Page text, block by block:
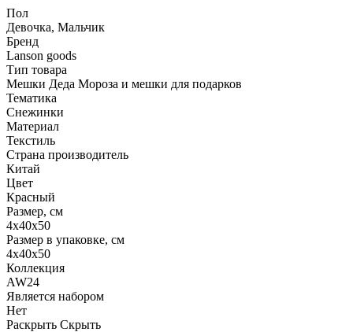
Пол
Девочка, Мальчик
Бренд
Lanson goods
Тип товара
Мешки Деда Мороза и мешки для подарков
Тематика
Снежинки
Материал
Текстиль
Страна производитель
Китай
Цвет
Красный
Размер, см
4х40х50
Размер в упаковке, см
4х40х50
Коллекция
AW24
Является набором
Нет
Раскрыть Скрыть